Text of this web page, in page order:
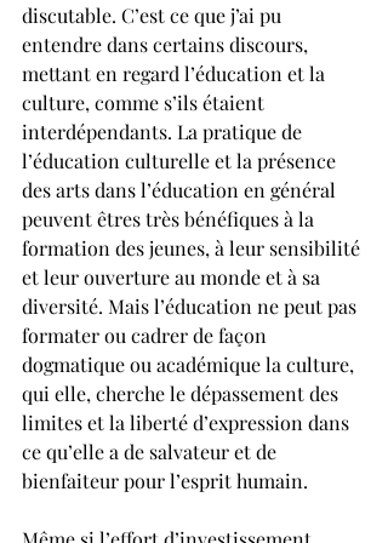
discutable. C’est ce que j’ai pu
entendre dans certains discours,
mettant en regard l’éducation et la
culture, comme s’ils étaient
interdépendants. La pratique de
l’éducation culturelle et la présence
des arts dans l’éducation en général
peuvent êtres très bénéfiques à la
formation des jeunes, à leur sensibilité
et leur ouverture au monde et à sa
diversité. Mais l’éducation ne peut pas
formater ou cadrer de façon
dogmatique ou académique la culture,
qui elle, cherche le dépassement des
limites et la liberté d’expression dans
ce qu’elle a de salvateur et de
bienfaiteur pour l’esprit humain.